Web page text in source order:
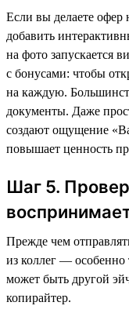
Если вы делаете
добавить
на фото запускается
с бонусами: чтобы
на каждую.
документы. Даже
создают ощущение
повышает ценность
Шаг 5.
Прежде чем
из коллег — особенно
может быть другой
копирайтер.